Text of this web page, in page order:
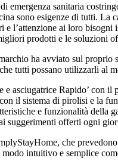
emergenza sanitaria
sono esigenze di tutti. La
e l’attenzione ai loro
prodotti e le soluzioni
ha avviato sul proprio
tutti possano utilizzarli al
e asciugatrice Rapido’ con
il sistema di pirolisi e la
e funzionalità della
suggerimenti offerti ogni
che
intuitivo e semplice